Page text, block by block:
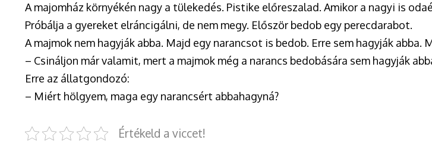
A majomház környékén nagy a tülekedés. Pistike előreszalad. Amikor a nagyi is
Próbálja a gyereket elráncigálni, de nem megy. Először bedob egy perecdarabot.
A majmok nem hagyják abba. Majd egy narancsot is bedob. Erre sem hagyják
– Csináljon már valamit, mert a majmok még a narancs bedobására sem hagyják
Erre az állatgondozó:
– Miért hölgyem, maga egy narancsért abbahagyná?
Értékeld a viccet!